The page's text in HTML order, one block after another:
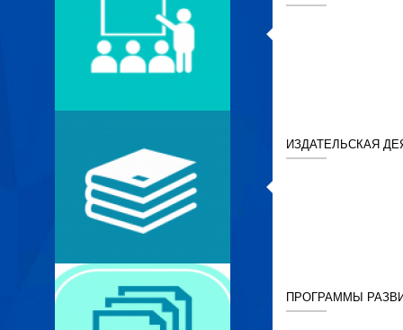
ИЗДАТЕЛЬСКАЯ
ПРОГРАММЫ